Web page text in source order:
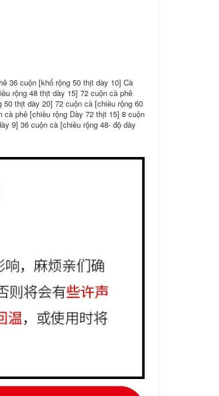
36 cuộn [khổ rộng 50 thịt dày 10] Cà
rộng 48 thịt dày 15] 72 cuộn cà phê
thịt dày 20] 72 cuộn cà [chiều rộng 60
phê [chiều rộng Dày 72 thịt 15] 8 cuộn
9] 36 cuộn cà [chiều rộng 48- độ dày